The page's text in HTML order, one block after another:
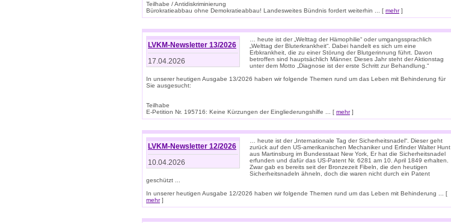
Teilhabe / Antidiskriminierung
Bürokratieabbau ohne Demokratieabbau! Landesweites Bündnis fordert weiterhin ... [ mehr]
LVKM-Newsletter 13/2026
17.04.2026
… heute ist der „Welttag der Hämophilie“ oder umgangssprachlich
„Welttag der Bluterkrankheit“. Dabei handelt es sich um eine
Erbkrankheit, die zu einer Störung der Blutgerinnung führt. Davon
betroffen sind hauptsächlich Männer. Dieses Jahr steht der Aktionstag
unter dem Motto „Diagnose ist der erste Schritt zur Behandlung.“
In unserer heutigen Ausgabe 13/2026 haben wir folgende Themen rund um das Leben mit Behinderung für
Sie ausgesucht:
Teilhabe
E-Petition Nr. 195716: Keine Kürzungen der Eingliederungshilfe ... [ mehr]
LVKM-Newsletter 12/2026
10.04.2026
… heute ist der „Internationale Tag der Sicherheitsnadel“. Dieser geht
zurück auf den US-amerikanischen Mechaniker und Erfinder Walter Hunt
aus Martinsburg im Bundesstaat New York, Er hat die Sicherheitsnadel
erfunden und dafür das US-Patent Nr. 6281 am 10. April 1849 erhalten.
Zwar gab es bereits seit der Bronzezeit Fibeln, die den heutigen
Sicherheitsnadeln ähneln, doch die waren nicht durch ein Patent
geschützt ...
In unserer heutigen Ausgabe 12/2026 haben wir folgende Themen rund um das Leben mit Behinderung ... [
mehr]